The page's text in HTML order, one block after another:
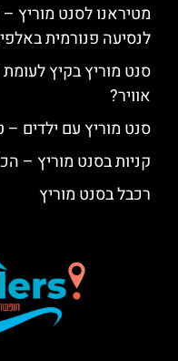
מטיראנו לסנט מוריץ
לנסיעה פנורמית
סנט מוריץ בקיץ
אוויר?
סנט מוריץ עם ילדים
קניות בסנט מוריץ –
רכבל בסנט מוריץ